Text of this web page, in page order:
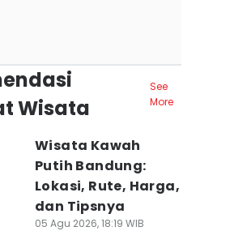
Wisata
See
More
Wisata Kawah
Putih Bandung:
Lokasi, Rute, Harga,
dan Tipsnya
05 Agu 2026, 18:19 WIB